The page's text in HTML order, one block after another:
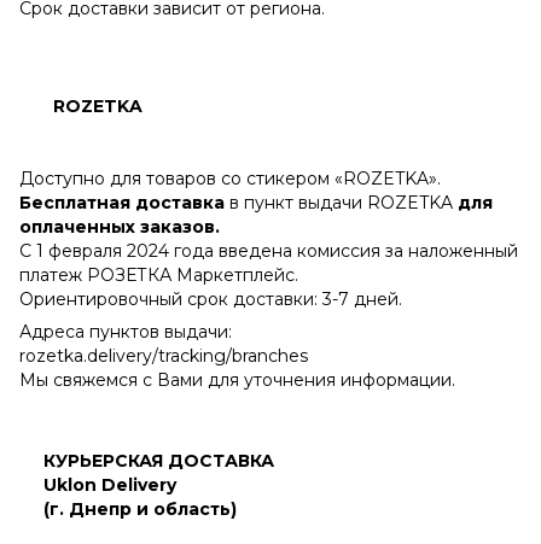
Срок доставки зависит от региона.
ROZETKA
Доступно для товаров со стикером «ROZETKA».
Бесплатная доставка в пункт выдачи ROZETKA для
оплаченных заказов.
С 1 февраля 2024 года введена комиссия за наложенный
платеж РОЗЕТКА Маркетплейс.
Ориентировочный срок доставки: 3-7 дней.
Адреса пунктов выдачи:
rozetka.delivery/tracking/branches
Мы свяжемся с Вами для уточнения информации.
КУРЬЕРСКАЯ ДОСТАВКА
Uklon Delivery
(г. Днепр и область)